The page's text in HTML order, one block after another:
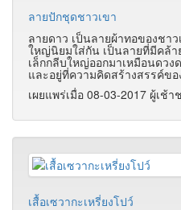
ลายปักชุดชาวเขา
ลายดาว เป็นลายผ้าทอของชา
ใหญ่นิยมใส่กัน เป็นลายที่มีคล้
เล็กกลีบใหญ่ออกมาเหมือนดว
และอยู่ที่ความคิดสร้างสรรค์ข
เผยแพร่เมื่อ 08-03-2017 ผู้เช้า
เสื้อเซวากะเหรี่ยงโปว์